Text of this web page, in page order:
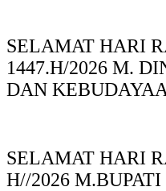
SELAMAT HARI
1447.H/2026 M.
DAN
SELAMAT HARI
H//2026